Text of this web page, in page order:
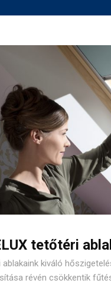
tetőtéri
kiváló
révén csökkentik